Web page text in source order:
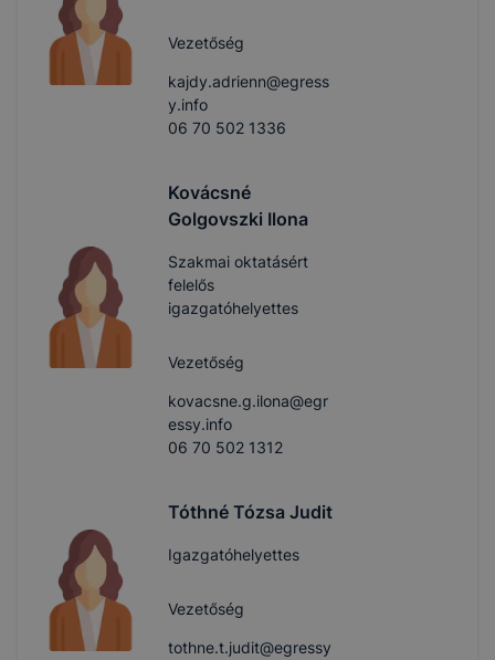
Vezetőség
kajdy.adrienn@egress
y.info
06 70 502 1336
Kovácsné
Golgovszki Ilona
Szakmai oktatásért
felelős
igazgatóhelyettes
Vezetőség
kovacsne.g.ilona@egr
essy.info
06 70 502 1312
Tóthné Tózsa Judit
Igazgatóhelyettes
Vezetőség
tothne.t.judit@egressy